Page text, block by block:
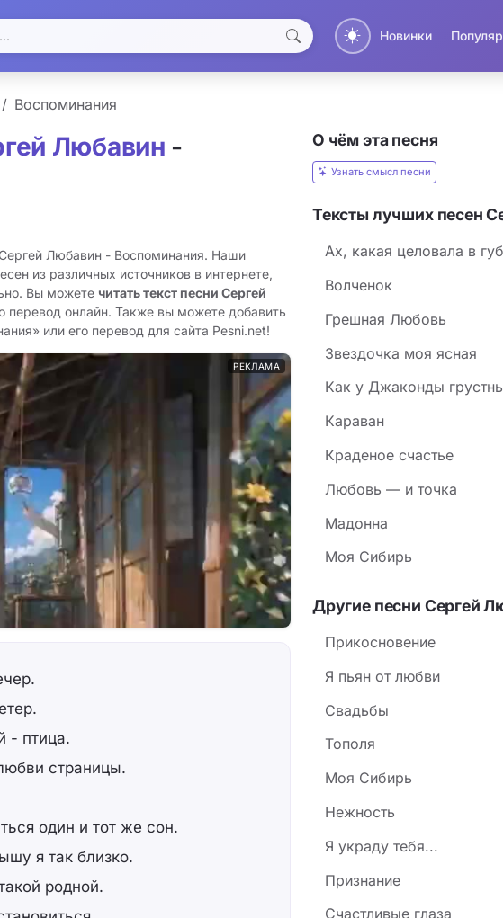
Новинки
Воспоминания
Любавин -
Любавин - Воспоминания. Наши
из различных источников в интернете,
Вы можете читать текст песни Сергей
перевод онлайн. Также вы можете добавить
или его перевод для сайта Pesni.net!
РЕКЛАМА
- птица.
страницы.
один и тот же сон.
я так близко.
родной.
О чём эта песня
Узнать смысл песни
Тексты лучших песен
Ах, какая целовала в
Волченок
Грешная Любовь
Звездочка моя ясная
Как у Джаконды
Караван
Краденое счастье
Любовь — и точка
Мадонна
Моя Сибирь
Другие песни Сергей
Прикосновение
Я пьян от любви
Свадьбы
Тополя
Моя Сибирь
Нежность
Я украду тебя...
Признание
Счастливые глаза